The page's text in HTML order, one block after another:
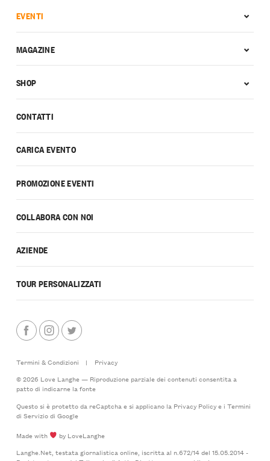
CONTATTI
CARICA EVENTO
PROMOZIONE EVENTI
COLLABORA CON NOI
AZIENDE
TOUR PERSONALIZZATI
EVENTI
MAGAZINE
SHOP
Termini & Condizioni |
Privacy
© 2026 Love Langhe — Riproduzione parziale dei contenuti consentita a
patto di indicarne la fonte
Questo si è protetto da reCaptcha e si applicano la Privacy Policye i Termini
di Serviziodi Google
Made with
by LoveLanghe
Langhe.Net, testata giornalistica online, iscritta al n.672/14 del 15.05.2014 -